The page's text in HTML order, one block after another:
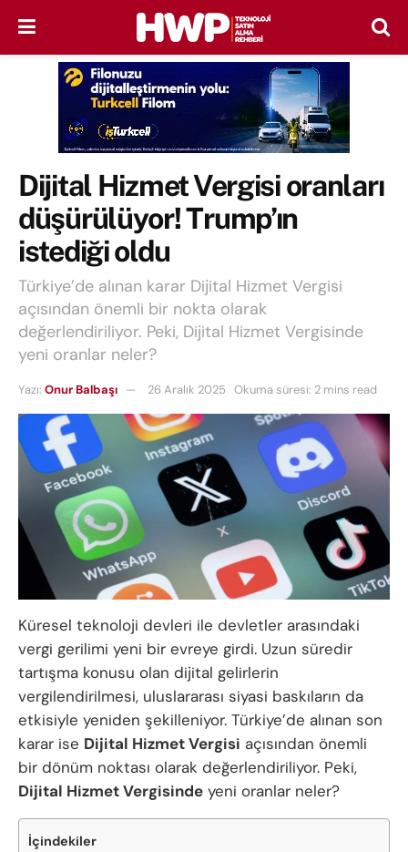
Dijital Hizmet Vergisi oranları
düşürülüyor! Trump’ın
istediği oldu
Türkiye’de alınan karar Dijital Hizmet Vergisi
açısından önemli bir nokta olarak
değerlendiriliyor. Peki, Dijital Hizmet Vergisinde
yeni oranlar neler?
Yazı: Onur Balbaşı 26 Aralık 2025 Okuma süresi: 2 mins read
Küresel teknoloji devleri ile devletler arasındaki
vergi gerilimi yeni bir evreye girdi. Uzun süredir
tartışma konusu olan dijital gelirlerin
vergilendirilmesi, uluslararası siyasi baskıların da
etkisiyle yeniden şekilleniyor. Türkiye’de alınan son
karar ise Dijital Hizmet Vergisi açısından önemli
bir dönüm noktası olarak değerlendiriliyor. Peki,
Dijital Hizmet Vergisinde yeni oranlar neler?
İçindekiler